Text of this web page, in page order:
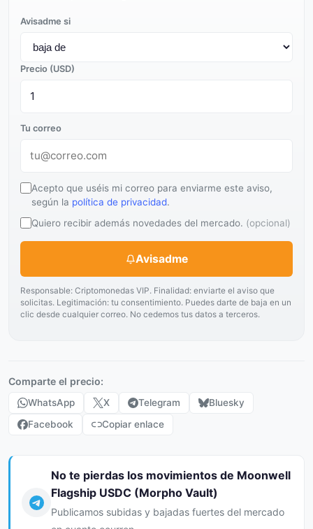
Avisadme si
Precio (USD)
Tu correo
Acepto que uséis mi correo para enviarme este aviso,
según la política de privacidad.
Quiero recibir además novedades del mercado. (opcional)
Avisadme
Responsable: Criptomonedas VIP. Finalidad: enviarte el aviso que
solicitas. Legitimación: tu consentimiento. Puedes darte de baja en un
clic desde cualquier correo. No cedemos tus datos a terceros.
Comparte el precio:
WhatsApp X Telegram
Bluesky
Facebook
Copiar enlace
No te pierdas los movimientos de Moonwell
Flagship USDC (Morpho Vault)
Publicamos subidas y bajadas fuertes del mercado